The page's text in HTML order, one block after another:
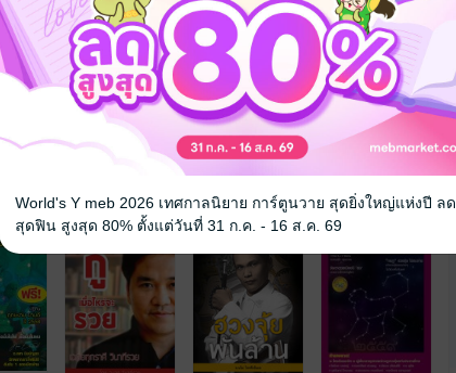
World's Y meb 2026 เทศกาลนิยาย การ์ตูนวาย สุดยิ่งใหญ่แห่งปี ลด
สุดฟิน สูงสุด 80% ตั้งแต่วันที่ 31 ก.ค. - 16 ส.ค. 69